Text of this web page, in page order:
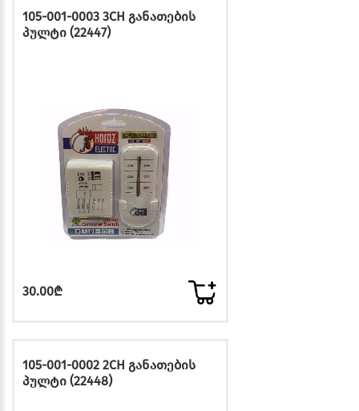
105-001-0003 3CH განათების
პულტი (22447)
30.00₾
105-001-0002 2CH განათების
პულტი (22448)